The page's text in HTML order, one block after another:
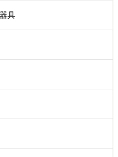
具